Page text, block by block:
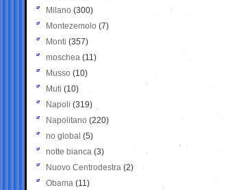
Milano (300)
Montezemolo (7)
Monti (357)
moschea (11)
Musso (10)
Muti (10)
Napoli (319)
Napolitano (220)
no global (5)
notte bianca (3)
Nuovo Centrodestra (2)
Obama (11)